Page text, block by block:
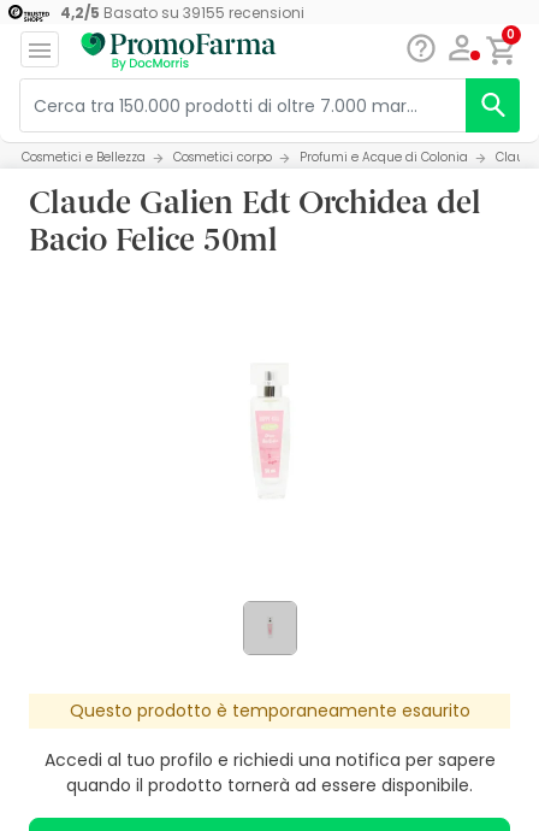
4,2/5 Basato su 39155 recensioni
0
Cosmetici e Bellezza Cosmetici corpo Profumi e Acque di Colonia
Claude Galien Edt Orchidea del
Bacio Felice 50ml
Questo prodotto è temporaneamente esaurito
Accedi al tuo profilo e richiedi una notifica per sapere
quando il prodotto tornerà ad essere disponibile.